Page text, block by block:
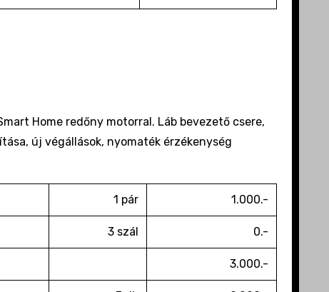
Home redőny motorral. Láb bevezető csere,
új végállások, nyomaték érzékenység
1 pár 1.000.-
3 szál 0.-
3.000.-